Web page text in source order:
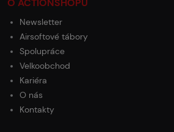
O ACTIONSHOPU
Newsletter
Airsoftové tábory
Spolupráce
Velkoobchod
Kariéra
O nás
Kontakty